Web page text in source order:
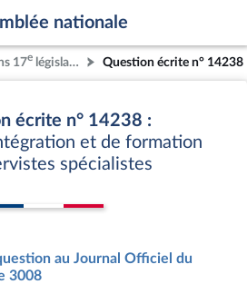
nationale
17e législature Question écrite n° 14238
écrite n° 14238 :
et de formation
spécialistes
au Journal Officiel du
3008